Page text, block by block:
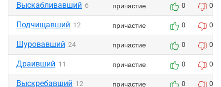
Выскабливавший 6 причастие 0 0
Подчищавший 12 причастие 0 0
Шуровавший 24 причастие 0 0
Драивший 11 причастие 0 0
Выскребавший 12 причастие 0 0